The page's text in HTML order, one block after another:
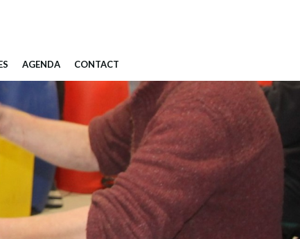
AGENDA CONTACT